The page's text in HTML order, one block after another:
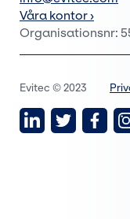
Våra kontor ›
Organisationsnr:
Evitec © 2023